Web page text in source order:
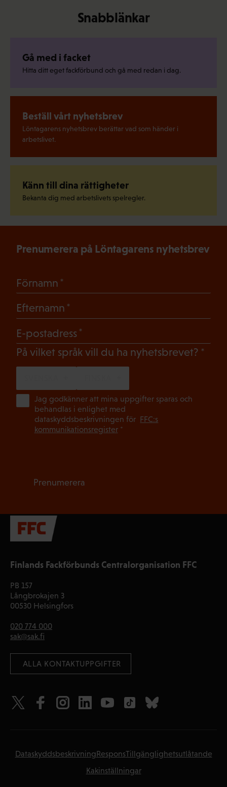
Snabblänkar
Gå med i facket
Hitta ditt eget fackförbund och gå med redan i dag.
Beställ vårt nyhetsbrev
Löntagarens nyhetsbrev berättar vad som händer i
arbetslivet.
Känn till dina rättigheter
Bekanta dig med arbetslivets spelregler.
Finlands Fackförbunds Centralorganisation FFC
PB 157
Långbrokajen 3
00530 Helsingfors
020 774 000
sak@sak.fi
ALLA KONTAKTUPPGIFTER
Prenumerera på Löntagarens nyhetsbrev
Förnamn
Efternamn
E-postadress
På vilket språk vill du ha nyhetsbrevet?
Jag godkänner att mina uppgifter sparas och
behandlas i enlighet med
dataskyddsbeskrivningen för FFC:s
kommunikationsregister*
Prenumerera
DataskyddsbeskrivningResponsTillgänglighetsutlåtande
Kakinställningar